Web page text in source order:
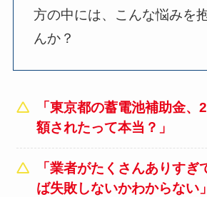
方の中には、こんな悩みを
んか？
「東京都の蓄電池補助金
額されたって本当？」
「業者がたくさんありすぎ
ば失敗しないかわからない」